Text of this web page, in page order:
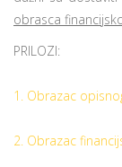
obrasca
PRILOZI:
1. Obrazac
2. Obrazac